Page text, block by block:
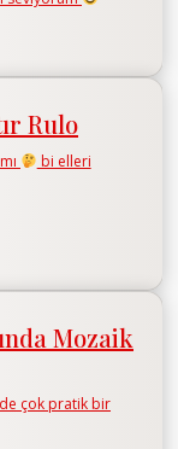
Rulo
bi elleri
Mozaik
çok pratik bir